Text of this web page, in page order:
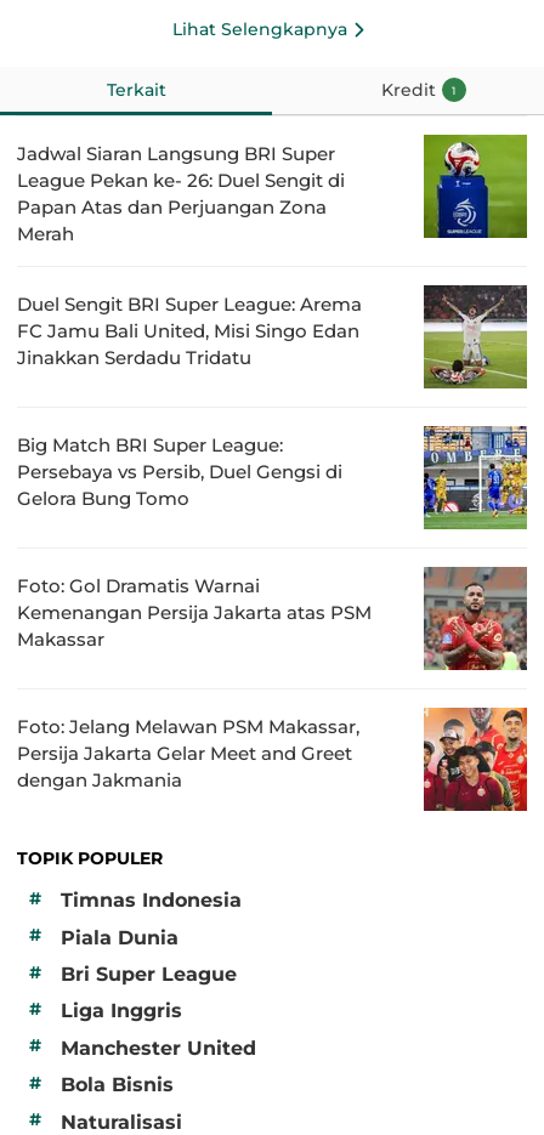
Lihat Selengkapnya
Terkait Kredit 1
Jadwal Siaran Langsung BRI Super
League Pekan ke- 26: Duel Sengit di
Papan Atas dan Perjuangan Zona
Merah
Duel Sengit BRI Super League: Arema
FC Jamu Bali United, Misi Singo Edan
Jinakkan Serdadu Tridatu
Big Match BRI Super League:
Persebaya vs Persib, Duel Gengsi di
Gelora Bung Tomo
Foto: Gol Dramatis Warnai
Kemenangan Persija Jakarta atas PSM
Makassar
Foto: Jelang Melawan PSM Makassar,
Persija Jakarta Gelar Meet and Greet
dengan Jakmania
TOPIK POPULER
#
Timnas Indonesia
# Piala Dunia
# Bri Super League
# Liga Inggris
# Manchester United
# Bola Bisnis
# Naturalisasi